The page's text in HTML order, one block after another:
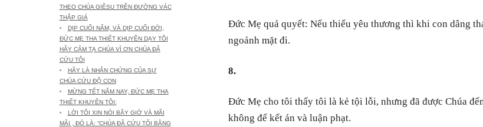
THEO CHÚA GIÊSU TRÊN ĐƯỜNG VÁC
THẬP GIÁ
DỊP CUỐI NĂM, VÀ DỊP CUỐI ĐỜI,
ĐỨC MẸ THA THIẾT KHUYÊN DẠY TÔI
HÃY CẢM TẠ CHÚA VÌ ƠN CHÚA ĐÃ
CỨU TÔI
HÃY LÀ NHÂN CHỨNG CỦA SỰ
CHÚA CỨU ĐỘ CON
MỪNG TẾT NĂM NAY, ĐỨC MẸ THA
THIẾT KHUYÊN TÔI:
LỜI TÔI XIN NÓI BÂY GIỜ VÀ MÃI
MÃI , ĐÓ LÀ: “CHÚA ĐÃ CỨU TÔI BẰNG
Đức Mẹ quả quyết: Nếu thiếu yêu thương thì khi con dâng
ngoảnh mặt đi.
8.
Đức Mẹ cho tôi thấy tôi là kẻ tội lỗi, nhưng đã được Chúa
không để kết án và luận phạt.